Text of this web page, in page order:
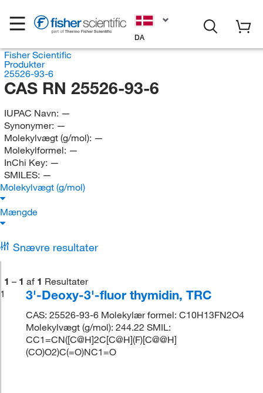
DA
Fisher Scientific
Produkter
25526-93-6
CAS RN 25526-93-6
IUPAC Navn: —
Synonymer: —
Molekylvægt (g/mol): —
Molekylformel: —
InChi Key: —
SMILES: —
Molekylvægt (g/mol)
Mængde
Snævre resultater
1 – 1 af 1 Resultater
1
3'-Deoxy-3'-fluor thymidin, TRC
CAS: 25526-93-6 Molekylær formel: C10H13FN2O4
Molekylvægt (g/mol): 244.22 SMIL:
CC1=CN([C@H]2C[C@H](F)[C@@H]
(CO)O2)C(=O)NC1=O